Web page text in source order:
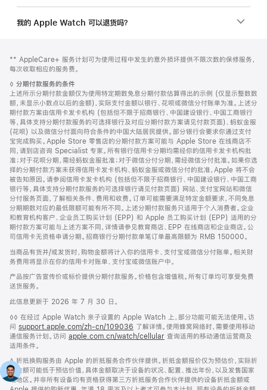
我的 Apple Watch 可以退货吗？
页
页
脚
脚
注
** AppleCare+ 服务计划可为使用过程中发生的意外损坏提供不限次数的保修服务，
每次收取相应的服务费。
脚
注
◊ 分期付款服务的条件
上述所示分期付款金额仅为使用特定期数免息分期付款估算得出的示例 (仅显示整数数
额，未显示小数点以后的金额)，实际支付金额以银行、花呗或微信分付账单为准。上述分
期付款方案由信用卡发卡机构 (包括但不限于招商银行、中国建设银行、中国工商银行
等，具体支持分期付款服务的可选择银行及对应分期付款方案请见付款页面)、蚂蚁金服
(花呗) 以及微信分付面向符合条件的中国大陆居民提供。部分银行会要求你通过支付
宝完成购买。Apple Store 零售店的分期付款方案可能与 Apple Store 在线商店不
同，请到店咨询 Specialist 专家。所有银行信用卡分期均需经你的信用卡发卡机构批
准；对于花呗分期，需经蚂蚁金服批准；对于微信分付分期，需经微信分付批准。如果你选
择的分期付款方案未获得信用卡发卡机构、蚂蚁金服或微信分付的批准，Apple 将不会
被告知原因。请参阅信用卡发卡机构 (包括但不限于招商银行、中国建设银行、中国工商
银行等，具体支持分期付款服务的可选择银行请见付款页面) 网站、支付宝网站和微信
分付服务页面，了解相关条件、费用和收费。订单可能需要满足特定金额要求，不同免息
分期期数对应的最低限额可能有所不同。上述分期付款服务只适用于个人消费者。企业
和教育机构客户、企业员工购买计划 (EPP) 和 Apple 员工购买计划 (EPP) 适用的分
期付款方案可能与上述方案不同，详情请参见教育商店、EPP 在线商店和企业商店。公
司信用卡无资格申请分期。招商银行分期付款单笔订单最高限额为 RMB 150000。
当商品有货并/或发货时，购物金额将计入你的信用卡、支付宝或微信分付账单。相关财
务费用将显示在你的信用卡对账单、支付宝或微信账户中。
产品按广告宣传价或标价提供分期付款服务。价格包含增值税。所有订单均可享受免费
送货服务。
此信息更新于 2026 年 7 月 30 日。
脚
注
◊◊ 在经过 Apple Watch 亲子设置的 Apple Watch 上，部分功能可能无法使用。访
问 support.apple.com/zh-cn/109036 (在
新
中
打
开)
了解详情。使用蜂窝网络时，需要使用移动
通信服务计划。访问 apple.com.cn/watch/cellular 查询适用的移动通信运营商及
适用条件。
脚
注
∆ 折抵换购服务由 Apple 的折抵服务合作伙伴提供。折抵金额报价仅为预估价，实际折
抵金额可能低于预估价值，具体金额取决于设备的状况、配置、推出年份，以及发售国家
或地区。并非所有设备均有资格获得第三方折抵服务合作伙伴提供的设备折抵金额或